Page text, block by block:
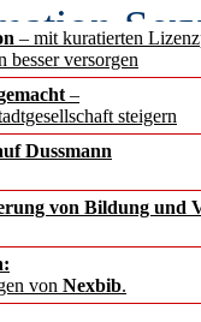
– mit kuratierten
besser versorgen
–
steigern
Dussmann
von Bildung und
von Nexbib.
in
neu